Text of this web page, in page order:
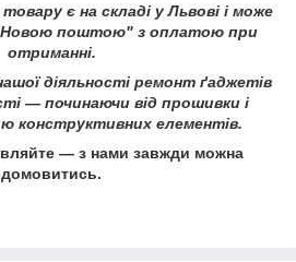
є на складі у Львові і може
поштою" з оплатою при
отриманні.
діяльності ремонт ґаджетів
― починаючи від прошивки і
конструктивних елементів.
― з нами завжди можна
домовитись.